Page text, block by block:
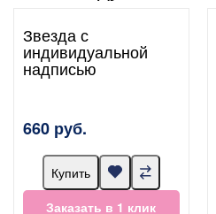
Звезда с
индивидуальной
надписью
660 руб.
Купить
Заказать в 1 клик